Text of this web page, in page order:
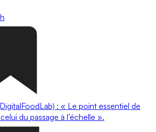
: « Le point essentiel de
du passage à l’échelle ».